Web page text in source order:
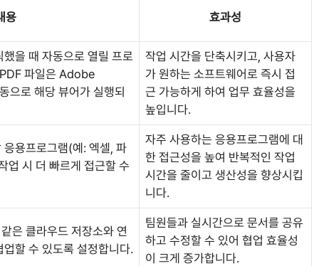
용 효과성
을 때 자동으로 열릴 프로
파일은 Adobe
으로 해당 뷰어가 실행되
작업 시간을 단축시키고, 사용자
가 원하는 소프트웨어로 즉시 접
근 가능하게 하여 업무 효율성을
높입니다.
용프로그램(예: 엑셀, 파
업 시 더 빠르게 접근할 수
자주 사용하는 응용프로그램에 대
한 접근성을 높여 반복적인 작업
시간을 줄이고 생산성을 향상시킵
니다.
은 클라우드 저장소와 연
할 수 있도록 설정합니다.
팀원들과 실시간으로 문서를 공유
하고 수정할 수 있어 협업 효율성
이 크게 증가합니다.